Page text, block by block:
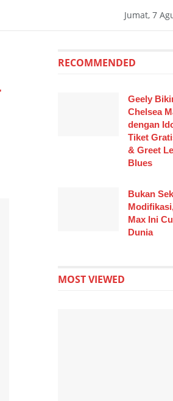
Jumat, 7
RECOMMENDED
Geely
Chelsea
dengan
Tiket
& Greet
Blues
Bukan
Max Ini
Dunia
MOST VIEWED